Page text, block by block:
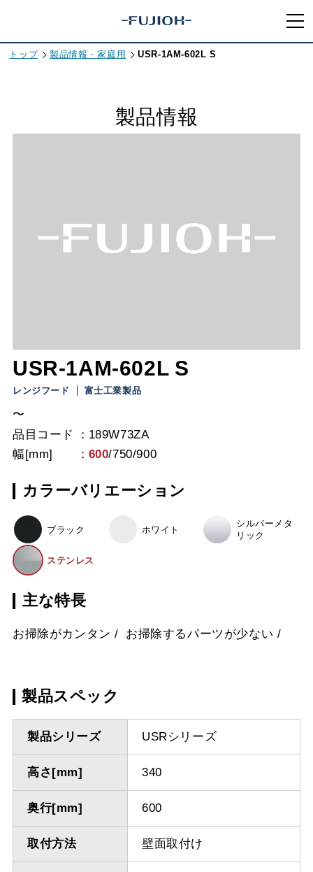
トップ 製品情報 - 家庭用 USR-1AM-602L S
製品情報
USR-1AM-602L S
レンジフード 富士工業製品
〜
品目コード
189W73ZA
幅[mm]
600/750/900
カラーバリエーション
ブラック ホワイト
シルバーメタ
リック
ステンレス
主な特長
お掃除がカンタン お掃除するパーツが少ない
製品スペック
製品シリーズ USRシリーズ
高さ[mm] 340
奥行[mm] 600
取付方法 壁面取付け